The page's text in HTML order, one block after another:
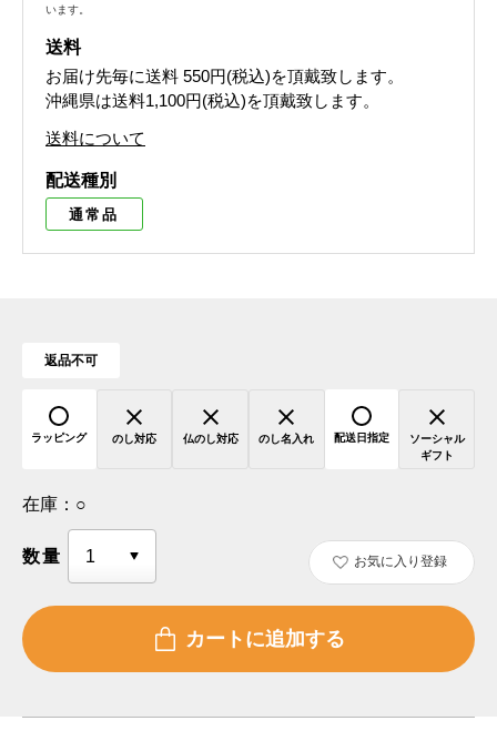
います。
送料
お届け先毎に送料 550円(税込)を頂戴致します。
沖縄県は送料1,100円(税込)を頂戴致します。
送料について
配送種別
通常品
返品不可
ラッピング のし対応 仏のし対応 のし名入れ 配送日指定
ソーシャル
ギフト
在庫： ○
数量 お気に入り登録